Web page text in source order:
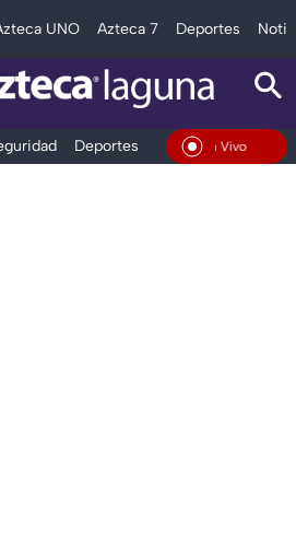
UNO Azteca 7 Deportes
Deportes Entretenimiento
En Vivo